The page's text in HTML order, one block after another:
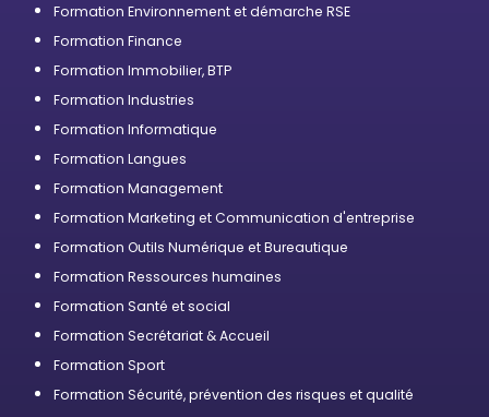
Formation Environnement et démarche RSE
Formation Finance
Formation Immobilier, BTP
Formation Industries
Formation Informatique
Formation Langues
Formation Management
Formation Marketing et Communication d'entreprise
Formation Outils Numérique et Bureautique
Formation Ressources humaines
Formation Santé et social
Formation Secrétariat & Accueil
Formation Sport
Formation Sécurité, prévention des risques et qualité